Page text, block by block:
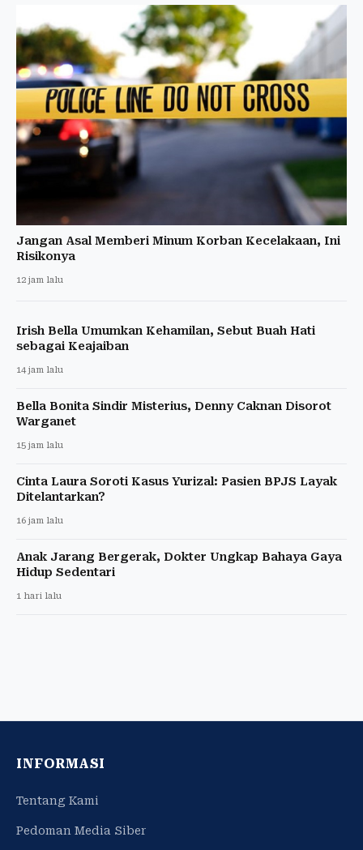
Jangan Asal Memberi Minum Korban Kecelakaan, Ini
Risikonya
12 jam lalu
Irish Bella Umumkan Kehamilan, Sebut Buah Hati
sebagai Keajaiban
14 jam lalu
Bella Bonita Sindir Misterius, Denny Caknan Disorot
Warganet
15 jam lalu
Cinta Laura Soroti Kasus Yurizal: Pasien BPJS Layak
Ditelantarkan?
16 jam lalu
Anak Jarang Bergerak, Dokter Ungkap Bahaya Gaya
Hidup Sedentari
1 hari lalu
INFORMASI
Tentang Kami
Pedoman Media Siber